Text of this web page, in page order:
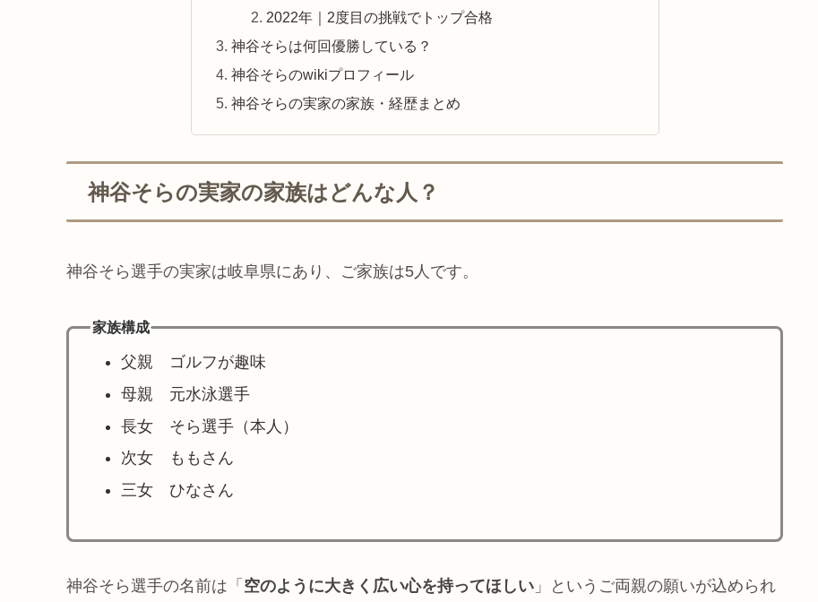
2022年｜2度目の挑戦でトップ合格
神谷そらは何回優勝している？
神谷そらのwikiプロフィール
神谷そらの実家の家族・経歴まとめ
神谷そらの実家の家族はどんな人？
神谷そら選手の実家は岐阜県にあり、ご家族は5人です。
家族構成
父親 ゴルフが趣味
母親 元水泳選手
長女 そら選手（本人）
次女 ももさん
三女 ひなさん
神谷そら選手の名前は「 空のように大きく広い心を持ってほしい 」というご両親の願いが込められ